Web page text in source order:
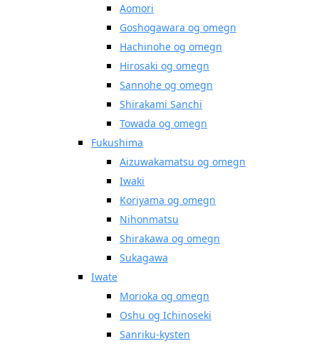
Aomori
Goshogawara og omegn
Hachinohe og omegn
Hirosaki og omegn
Sannohe og omegn
Shirakami Sanchi
Towada og omegn
Fukushima
Aizuwakamatsu og omegn
Iwaki
Koriyama og omegn
Nihonmatsu
Shirakawa og omegn
Sukagawa
Iwate
Morioka og omegn
Oshu og Ichinoseki
Sanriku-kysten